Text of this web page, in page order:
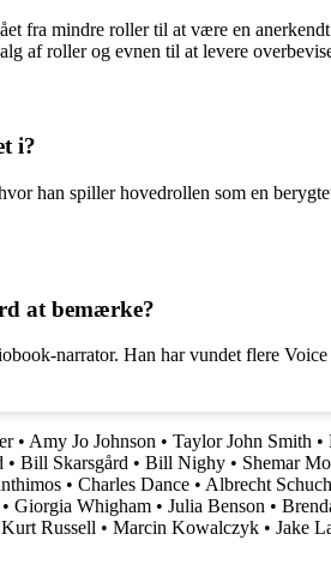
fra mindre roller til at være en
af roller og evnen til at levere
i?
han spiller hovedrollen som en
at bemærke?
narrator. Han har vundet flere
• Amy Jo Johnson • Taylor John Smith •
• Bill Skarsgård • Bill Nighy • Shemar
• Charles Dance • Albrecht Schuch
• Giorgia Whigham • Julia Benson •
Kurt Russell • Marcin Kowalczyk • Jake